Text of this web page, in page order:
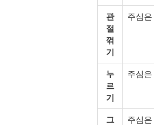
관
절
꺾
기
주심
누
르
기
주심은
그
주심